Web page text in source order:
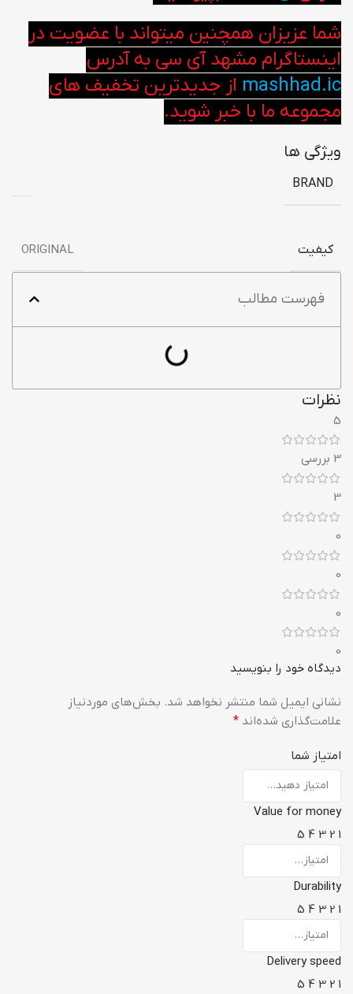
شما عزیزان همچنین میتواند با عضویت در
اینستاگرام مشهد آی سی به آدرس
mashhad.ic از جدیدترین تخفیف های
مجموعه ما با خبر شوید.
ویژگی ها
BRAND
کیفیت ORIGINAL
فهرست مطالب
نظرات
5
3 بررسی
3
0
0
0
0
دیدگاه خود را بنویسید
نشانی ایمیل شما منتشر نخواهد شد. بخش‌های موردنیاز
علامت‌گذاری شده‌اند *
امتیاز شما
Value for money
1
2
3
4
5
Durability
1
2
3
4
5
Delivery speed
1
2
3
4
5